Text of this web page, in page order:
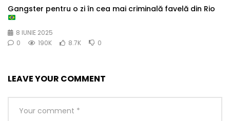
Gangster pentru o zi în cea mai criminală favelă din Rio
8 IUNIE 2025
0
190K 8.7K 0
LEAVE YOUR COMMENT